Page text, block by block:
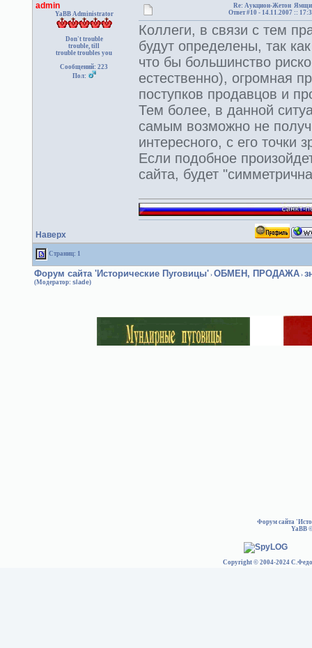
admin
YaBB Administrator
Don't trouble
trouble, till
trouble troubles you
Сообщений: 223
Пол:
Re: Аукцион-Жетон
Ответ #10 - 14.11.2007 ::
Коллеги, в связи с тем
будут определены, так
что бы большинство
естественно), огромная
поступков продавцов и
Тем более, в данной
самым возможно не
интересного, с его точки
Если подобное
сайта, будет
Наверх
Страниц: 1
Форум сайта 'Исторические Пуговицы' › ОБМЕН, ПРОДАЖА ›
(Модератор: slade)
Форум сайта
YaBB
Copyright © 2004-2024